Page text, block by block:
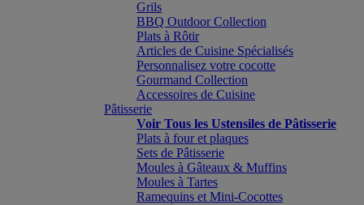
Grils
BBQ Outdoor Collection
Plats à Rôtir
Articles de Cuisine Spécialisés
Personnalisez votre cocotte
Gourmand Collection
Accessoires de Cuisine
Pâtisserie
Voir Tous les Ustensiles de Pâtisserie
Plats à four et plaques
Sets de Pâtisserie
Moules à Gâteaux & Muffins
Moules à Tartes
Ramequins et Mini-Cocottes